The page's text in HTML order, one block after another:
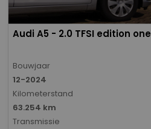
Audi A5 - 2.0 TFSI edition one
Bouwjaar
12-2024
Kilometerstand
63.254 km
Transmissie